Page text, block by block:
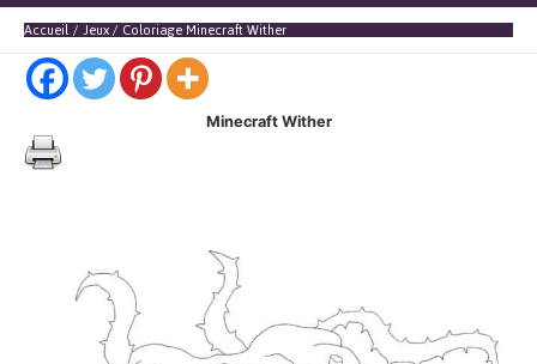
l'en-
Accueil Jeux Coloriage Minecraft Wither
Minecraft Wither